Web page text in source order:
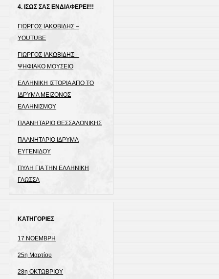
4. ΙΣΩΣ ΣΑΣ ΕΝΔΙΑΦΕΡΕΙ!!!
ΓΙΩΡΓΟΣ ΙΑΚΩΒΙΔΗΣ –
YOUTUBE
ΓΙΩΡΓΟΣ ΙΑΚΩΒΙΔΗΣ –
ΨΗΦΙΑΚΟ ΜΟΥΣΕΙΟ
ΕΛΛΗΝΙΚΗ ΙΣΤΟΡΙΑ ΑΠΟ ΤΟ
ΙΔΡΥΜΑ ΜΕΙΖΟΝΟΣ
ΕΛΛΗΝΙΣΜΟΥ
ΠΛΑΝΗΤΑΡΙΟ ΘΕΣΣΑΛΟΝΙΚΗΣ
ΠΛΑΝΗΤΑΡΙΟ ΙΔΡΥΜΑ
ΕΥΓΕΝΙΔΟΥ
ΠΥΛΗ ΓΙΑ ΤΗΝ ΕΛΛΗΝΙΚΗ
ΓΛΩΣΣΑ
ΚΑΤΗΓΟΡΙΕΣ
17 ΝΟΕΜΒΡΗ
25η Μαρτίου
28η ΟΚΤΩΒΡΙΟΥ